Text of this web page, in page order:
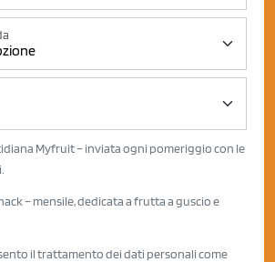
Myfruit – inviata ogni pomeriggio con le
– mensile, dedicata a frutta a guscio e
il trattamento dei dati personali come